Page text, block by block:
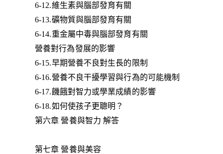
6-12.維生素與腦部發育有關
6-13.礦物質與腦部發育有關
6-14.重金屬中毒與腦部發育有關
營養對行為發展的影響
6-15.早期營養不良對生長的限制
6-16.營養不良干擾學習與行為的可能機制
6-17.饑餓對智力或學業成績的影響
6-18.如何使孩子更聰明？
第六章 營養與智力 解答
第七章 營養與美容